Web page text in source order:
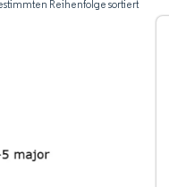
Reihenfolge sortiert